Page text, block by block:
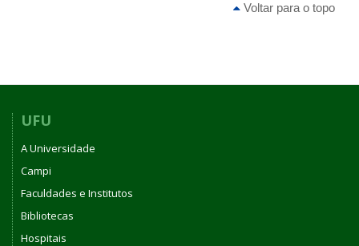
2026
INSTITUTO
DA
UNIVERSIDADE
FEDERAL
Voltar para o topo
UFU
A Universidade
Campi
Faculdades e Institutos
Bibliotecas
Hospitais